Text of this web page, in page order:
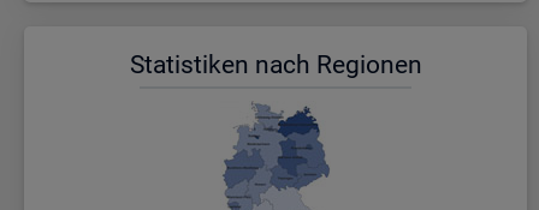
Sta­tis­ti­ken nach Re­gio­nen